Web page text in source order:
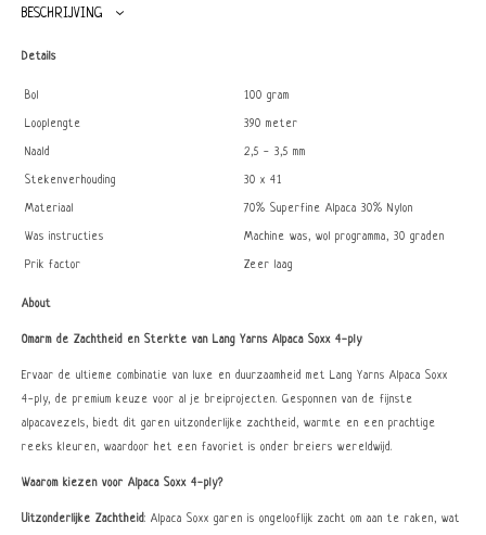
BESCHRIJVING
Details
Bol 100 gram
Looplengte 390 meter
Naald 2,5 - 3,5 mm
Stekenverhouding 30 x 41
Materiaal 70% Superfine Alpaca 30% Nylon
Was instructies Machine was, wol programma, 30 graden
Prik factor Zeer laag
About
Omarm de Zachtheid en Sterkte van Lang Yarns Alpaca Soxx 4-ply
Ervaar de ultieme combinatie van luxe en duurzaamheid met Lang Yarns Alpaca Soxx
4-ply, de premium keuze voor al je breiprojecten. Gesponnen van de fijnste
alpacavezels, biedt dit garen uitzonderlijke zachtheid, warmte en een prachtige
reeks kleuren, waardoor het een favoriet is onder breiers wereldwijd.
Waarom kiezen voor Alpaca Soxx 4-ply?
Uitzonderlijke Zachtheid: Alpaca Soxx garen is ongelooflijk zacht om aan te raken, wat